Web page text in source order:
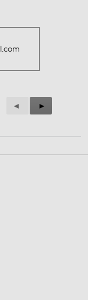
Precedente
Reviews
◄
Successiva
Reviews
►